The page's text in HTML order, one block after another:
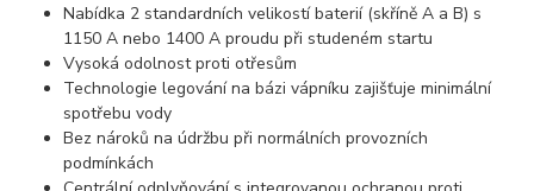
Nabídka 2 standardních velikostí baterií (skříně A a B) s
1150 A nebo 1400 A proudu při studeném startu
Vysoká odolnost proti otřesům
Technologie legování na bázi vápníku zajišťuje minimální
spotřebu vody
Bez nároků na údržbu při normálních provozních
podmínkách